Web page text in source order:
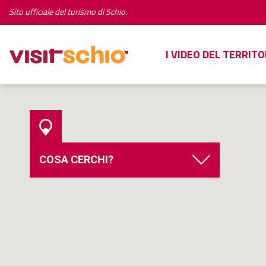
Sito ufficiale del turismo di Schio.
I VIDEO DEL
COSA CERCHI?